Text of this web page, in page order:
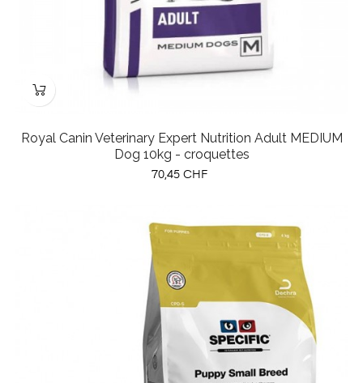
Royal Canin Veterinary Expert Nutrition Adult MEDIUM
Dog 10kg - croquettes
Prix
70,45 CHF